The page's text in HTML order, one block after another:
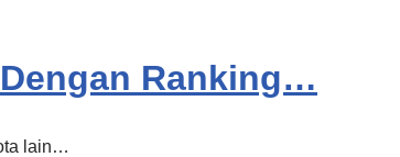
Ranking…
lain…